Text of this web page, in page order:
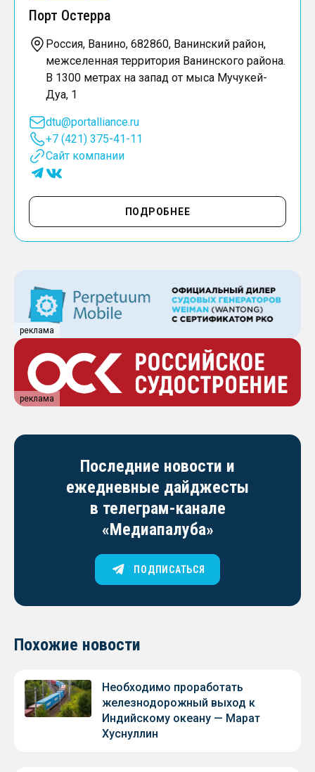
Порт Остерра
Россия, Ванино, 682860, Ванинский район,
межселенная территория Ванинского района.
В 1300 метрах на запад от мыса Мучукей-
Дуа, 1
dtu@portalliance.ru
+7 (421) 375-41-11
Сайт компании
ПОДРОБНЕЕ
реклама
реклама
Последние новости и
ежедневные дайджесты
в телеграм-канале
«Медиапалуба»
ПОДПИСАТЬСЯ
Похожие новости
Необходимо проработать
железнодорожный выход к
Индийскому океану — Марат
Хуснуллин